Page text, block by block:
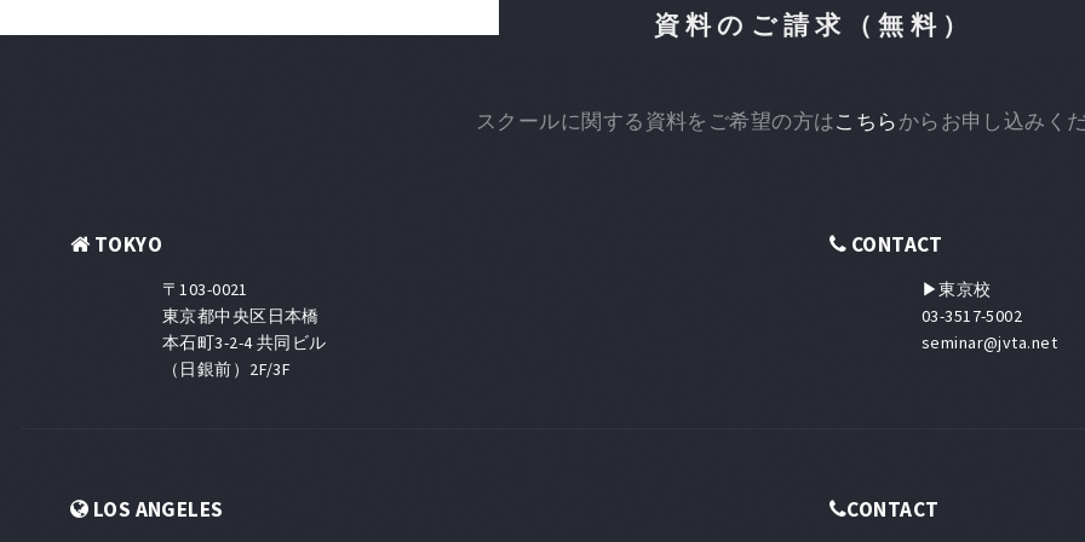
資料のご請求（無料）
スクールに関する資料をご希望の方はこちらからお申し込みく
TOKYO
〒103-0021
東京都中央区日本橋
本石町3-2-4 共同ビル
（日銀前）2F/3F
CONTACT
▶東京校
03-3517-5002
seminar@jvta.net
LOS ANGELES CONTACT